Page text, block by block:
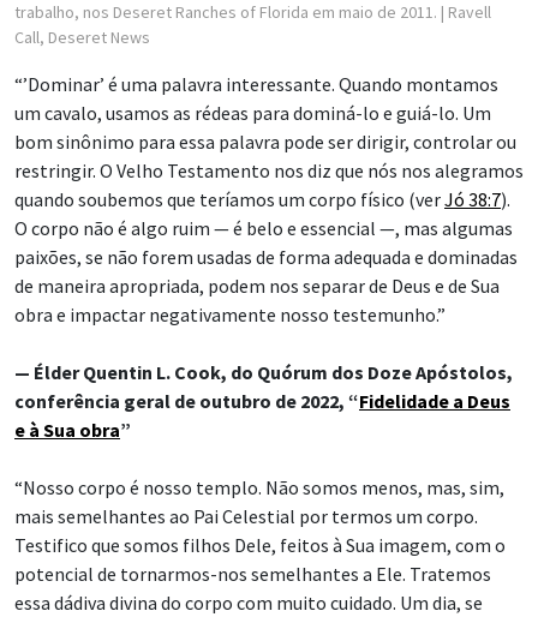
trabalho, nos Deseret Ranches of Florida em maio de 2011. | Ravell
Call, Deseret News
“’Dominar’ é uma palavra interessante. Quando montamos
um cavalo, usamos as rédeas para dominá-lo e guiá-lo. Um
bom sinônimo para essa palavra pode ser dirigir, controlar ou
restringir. O Velho Testamento nos diz que nós nos alegramos
quando soubemos que teríamos um corpo físico (verJó 38:7).
O corpo não é algo ruim — é belo e essencial —, mas algumas
paixões, se não forem usadas de forma adequada e dominadas
de maneira apropriada, podem nos separar de Deus e de Sua
obra e impactar negativamente nosso testemunho.”
— Élder Quentin L. Cook, do Quórum dos Doze Apóstolos,
conferência geral de outubro de 2022, “Fidelidade a Deus
e à Sua obra”
“Nosso corpo é nosso templo. Não somos menos, mas, sim,
mais semelhantes ao Pai Celestial por termos um corpo.
Testifico que somos filhos Dele, feitos à Sua imagem, com o
potencial de tornarmos-nos semelhantes a Ele. Tratemos
essa dádiva divina do corpo com muito cuidado. Um dia, se